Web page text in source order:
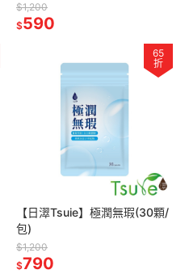
$1,200
$590
65
折
【日濢Tsuie】極潤無瑕(30顆/
包)
$1,200
$790